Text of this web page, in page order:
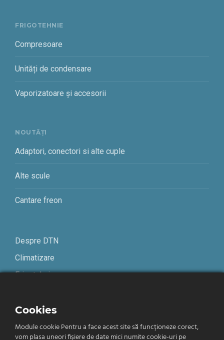
FRIGOTEHNIE
Compresoare
Unități de condensare
Vaporizatoare și accesorii
NOUTĂȚI
Adaptori, conectori si alte cuple
Alte scule
Cantare freon
Despre DTN
Climatizare
Frigotehnie
Termeni și condiții
Cookies
Module cookie Pentru a face acest site să funcționeze corect,
vom plasa uneori fișiere de date mici numite cookie-uri pe